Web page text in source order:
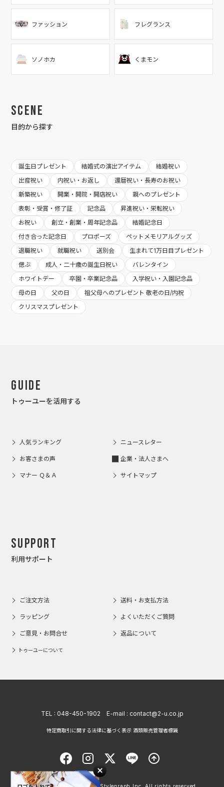
ファッション フレグランス
ソノホカ くまモン
Scene
目的から探す
誕生日プレゼント 結婚式の演出アイテム
結婚祝い
出産祝い
内祝い・お返し
還暦祝い・長寿のお祝い
新築祝い
開業・開院・開店祝い
親へのプレゼント
表彰・受賞・修了証
記念品
昇進祝い・栄転祝い
お祝い
創立・創業・周年記念品
結婚記念日
付き合った記念日
プロポーズ
ペットメモリアルグッズ
退職祝い
就職祝い 送別会
生まれて1万日目プレゼント
偲ぶ
成人・二十歳の誕生日祝い
バレンタイン
ホワイトデー
卒園・卒業記念品
入学祝い・入園記念品
母の日
父の日
祖父母へのプレゼント 敬老の日/内祝
クリスマスプレゼント
Guide
トゥーユーを活用する
人気ランキング ニュースレター
お客さまの声 企業・法人さまへ
マナー Ｑ＆Ａ サイトマップ
Support
利用サポート
ご注文方法 送料・お支払方法
ラッピング よくいただくご質問
ご意見・お問合せ 返品について
トゥーユーについて
TEL : 048-450-1902 E-mail : contact@2-u.co.jp
特定商取引に関する法律に基づく表示 酒類販売管理者標識